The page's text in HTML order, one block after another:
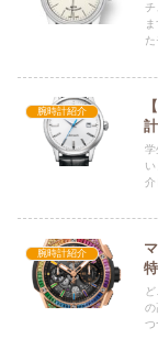
チ
腕時計紹介
学
介
腕時計紹介
の
つ